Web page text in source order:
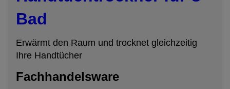
Bad
Erwärmt den Raum und trocknet gleichzeitig
Ihre Handtücher
Fachhandelsware